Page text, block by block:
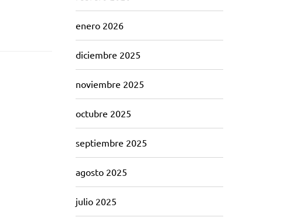
enero 2026
diciembre 2025
noviembre 2025
octubre 2025
septiembre 2025
agosto 2025
julio 2025